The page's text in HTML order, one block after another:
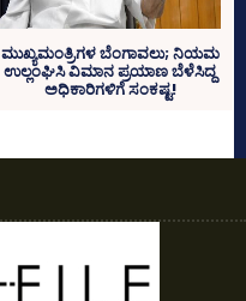
ಮುಖ್ಯಮಂತ್ರಿಗಳ ಬೆಂಗಾವಲು; ನಿಯಮ
ಉಲ್ಲಂಘಿಸಿ ವಿಮಾನ ಪ್ರಯಾಣ ಬೆಳೆಸಿದ್ದ
ಅಧಿಕಾರಿಗಳಿಗೆ ಸಂಕಷ್ಟ!